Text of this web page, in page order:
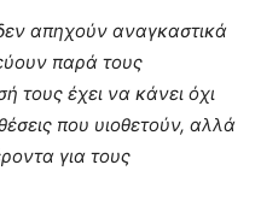
απηχούν αναγκαστικά
παρά τους
τους έχει να κάνει όχι
που υιοθετούν, αλλά
για τους